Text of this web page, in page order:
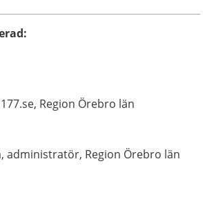
:
Region Örebro län
administratör, Region Örebro län